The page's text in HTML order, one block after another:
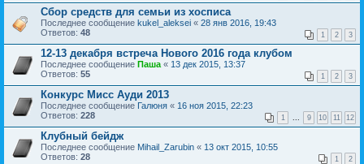
Сбор средств для семьи из хосписа
Последнее сообщение kukel_aleksei « 28 янв 2016, 19:43
Ответов: 48 1 2 3
12-13 декабря встреча Нового 2016 года клубом
Последнее сообщение Паша « 13 дек 2015, 13:37
Ответов: 55 1 2 3
Конкурс Мисс Ауди 2013
Последнее сообщение Галюня « 16 ноя 2015, 22:23
Ответов: 228 1 ... 9 10 11 12
Клубный бейдж
Последнее сообщение Mihail_Zarubin « 13 окт 2015, 10:55
Ответов: 28 1 2